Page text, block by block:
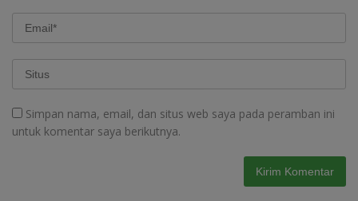
Simpan nama, email, dan situs web saya pada peramban ini
untuk komentar saya berikutnya.